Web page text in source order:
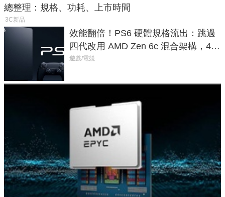
總整理：規格、功耗、上市時間
3C新品
效能翻倍！PS6 硬體規格流出：跳過
四代改用 AMD Zen 6c 混合架構，4K
120fps 與全光追時代來臨
遊戲/電競